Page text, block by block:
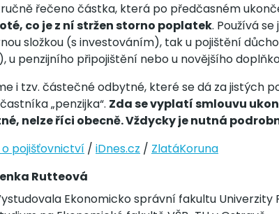
řečeno částka, která po předčasném
co je z ní stržen storno poplatek. Používá
složkou (s investováním), tak u pojištění
u penzijního připojištění nebo u novějšího
i tzv. částečné odbytné, které se dá za jistých
„penzijka“. Zda se vyplatí smlouvu
nelze říci obecně. Vždycky je nutná
o pojišťovnictví / iDnes.cz / ZlatáKoruna
Rutteová
Ekonomicko správní fakultu Univerzity